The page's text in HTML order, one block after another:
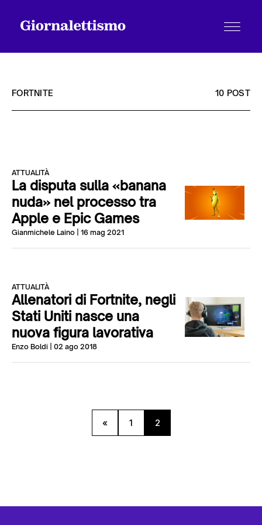
Chi siamo
Contatti
FORTNITE 10 POST
ATTUALITÀ
La disputa sulla «banana
nuda» nel processo tra
Apple e Epic Games
Gianmichele Laino | 16 mag 2021
ATTUALITÀ
Allenatori di Fortnite, negli
Stati Uniti nasce una
nuova figura lavorativa
Enzo Boldi | 02 ago 2018
« 1 2